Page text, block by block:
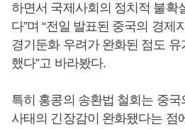
하면서 국제사회의 정치적 불확
다”며 “전일 발표된 중국의 경제
경기둔화 우려가 완화된 점도
했다”고 바라봤다.
특히 홍콩의 송환법 철회는 중
사태의 긴장감이 완화됐다는 점